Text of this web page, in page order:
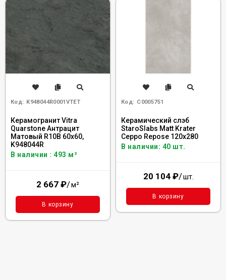
Код: K948044R0001VTET
Керамогранит Vitra
Quarstone Антрацит
Матовый R10B 60x60,
K948044R
В наличии : 493 м²
2 667 ₽/м²
В корзину
Код: С0005751
Керамический слэб
StaroSlabs Matt Krater
Ceppo Repose 120x280
В наличии: 40 шт.
20 104 ₽/шт.
В корзину